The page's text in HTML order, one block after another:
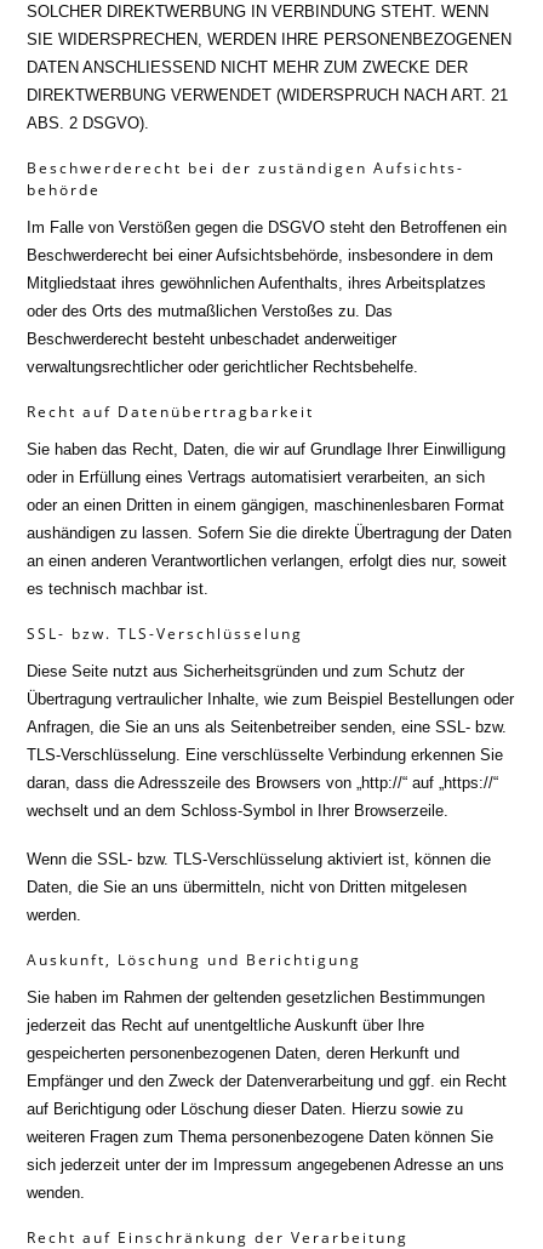
SOLCHER DIREKTWERBUNG IN VERBINDUNG STEHT. WENN
SIE WIDERSPRECHEN, WERDEN IHRE PERSONENBEZOGENEN
DATEN ANSCHLIESSEND NICHT MEHR ZUM ZWECKE DER
DIREKTWERBUNG VERWENDET (WIDERSPRUCH NACH ART. 21
ABS. 2 DSGVO).
Beschwerde­recht bei der zuständigen Aufsichts­
behörde
Im Falle von Verstößen gegen die DSGVO steht den Betroffenen ein
Beschwerderecht bei einer Aufsichtsbehörde, insbesondere in dem
Mitgliedstaat ihres gewöhnlichen Aufenthalts, ihres Arbeitsplatzes
oder des Orts des mutmaßlichen Verstoßes zu. Das
Beschwerderecht besteht unbeschadet anderweitiger
verwaltungsrechtlicher oder gerichtlicher Rechtsbehelfe.
Recht auf Daten­übertrag­barkeit
Sie haben das Recht, Daten, die wir auf Grundlage Ihrer Einwilligung
oder in Erfüllung eines Vertrags automatisiert verarbeiten, an sich
oder an einen Dritten in einem gängigen, maschinenlesbaren Format
aushändigen zu lassen. Sofern Sie die direkte Übertragung der Daten
an einen anderen Verantwortlichen verlangen, erfolgt dies nur, soweit
es technisch machbar ist.
SSL- bzw. TLS-Verschlüsselung
Diese Seite nutzt aus Sicherheitsgründen und zum Schutz der
Übertragung vertraulicher Inhalte, wie zum Beispiel Bestellungen oder
Anfragen, die Sie an uns als Seitenbetreiber senden, eine SSL- bzw.
TLS-Verschlüsselung. Eine verschlüsselte Verbindung erkennen Sie
daran, dass die Adresszeile des Browsers von „http://“ auf „https://“
wechselt und an dem Schloss-Symbol in Ihrer Browserzeile.
Wenn die SSL- bzw. TLS-Verschlüsselung aktiviert ist, können die
Daten, die Sie an uns übermitteln, nicht von Dritten mitgelesen
werden.
Auskunft, Löschung und Berichtigung
Sie haben im Rahmen der geltenden gesetzlichen Bestimmungen
jederzeit das Recht auf unentgeltliche Auskunft über Ihre
gespeicherten personenbezogenen Daten, deren Herkunft und
Empfänger und den Zweck der Datenverarbeitung und ggf. ein Recht
auf Berichtigung oder Löschung dieser Daten. Hierzu sowie zu
weiteren Fragen zum Thema personenbezogene Daten können Sie
sich jederzeit unter der im Impressum angegebenen Adresse an uns
wenden.
Recht auf Einschränkung der Verarbeitung